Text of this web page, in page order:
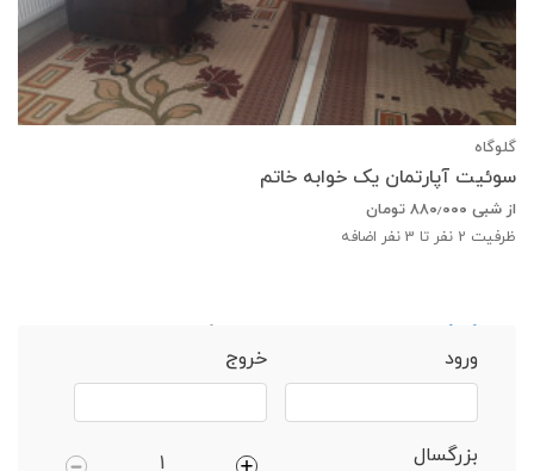
گلوگاه
سوئیت آپارتمان یک خوابه خاتم
از شبی ۸۸۰٫۰۰۰ تومان
ظرفیت 2 نفر تا 3 نفر اضافه
ورود
خروج
بزرگسال